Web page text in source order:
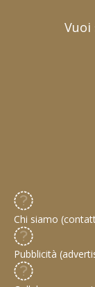
Vuoi
Chi siamo
Pubblicità